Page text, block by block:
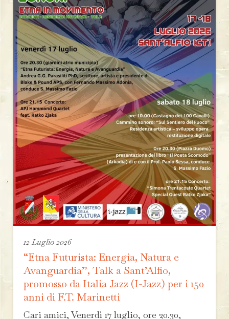
12 Luglio 2026
“Etna Futurista: Energia, Natura e
Avanguardia”, Talk a Sant’Alfio,
promosso da Italia Jazz (I-Jazz) per i 150
anni di F.T. Marinetti
Cari amici, Venerdì 17 luglio, ore 20.30,